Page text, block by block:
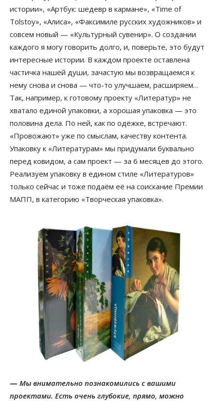
истории», «Артбук: шедевр в кармане», «Time of
Tolstoy», «Алиса», «Факсимиле русских художников» и
совсем новый — «Культурный сувенир». О создании
каждого я могу говорить долго, и, поверьте, это будут
интересные истории. В каждом проекте оставлена
частичка нашей души, зачастую мы возвращаемся к
нему снова и снова — что-то улучшаем, расширяем…
Так, например, к готовому проекту «Литератур» не
хватало единой упаковки, а хорошая упаковка — это
половина дела. По ней, как по одёжке, встречают.
«Провожают» уже по смыслам, качеству контента.
Упаковку к «Литературам» мы придумали буквально
перед ковидом, а сам проект — за 6 месяцев до этого.
Реализуем упаковку в едином стиле «Литературов»
только сейчас и тоже подаём её на соискание Премии
МАПП, в категорию «Творческая упаковка».
— Мы внимательно познакомились с вашими
проектами. Есть очень глубокие, прямо, можно